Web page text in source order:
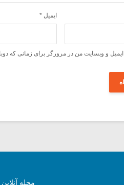
ایمیل *
ایمیل و وبسایت من در مرورگر برای زمانی که